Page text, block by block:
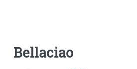
Bellaciao